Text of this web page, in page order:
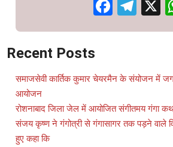
X
Recent Posts
समाजसेवी कार्तिक कुमार चेयरमैन के संयोजन में
आयोजन
रोशनाबाद जिला जेल में आयोजित संगीतमय गंगा
संजय कृष्ण ने गंगोत्री से गंगासागर तक पड़ने वाले
हुए कहा कि